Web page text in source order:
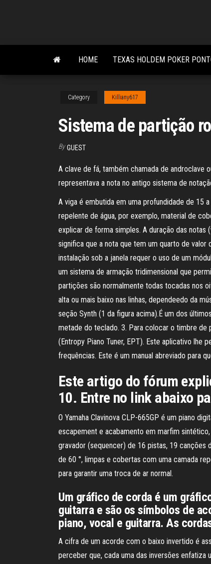
content
HOME TEXAS HOLDEM POKER
Category Killiany617
Sistema de partição
By GUEST
A clave de fá, também chamada de androclave
representava a nota no antigo sistema de
A viga é embutida em uma profundidade de 15
repelente de água, por exemplo, material de
explicar de forma simples. A duração das
significa que a nota que tem um quarto de valor
instalação sob a janela requer o uso de um
um sistema de armação tridimensional que
partições são normalmente todas tocadas nos
alta ou mais baixo nas linhas, dependeedo da
seção Synth (1 da figura acima).É um dos
metade do teclado. 3. Para colocar o timbre de
(Entropy Piano Tuner, EPT). Este aplicativo
frequências. Este é um manual abreviado para
Este artigo do fórum
10. Entre no link abaixo
O Yamaha Clavinova CLP-665GP é um piano
escapement e acabamento em marfim
gravador (sequencer) de 16 pistas, 19 canções
de 60 °, limpas e cobertas com uma camada
para garantir uma troca de ar normal.
Um gráfico de corda é um
guitarra e são os símbolos de
piano, vocal e guitarra. As
A cifra de um acorde com o baixo invertido é
perceber que, cada uma das inversões enfatiza